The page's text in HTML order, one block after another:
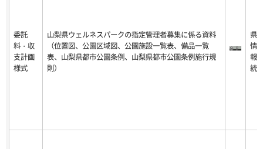
委託
料・収
支計画
様式
山梨県ウェルネスパークの指定管理者募集に係る資料
（位置図、公園区域図、公園施設一覧表、備品一覧
表、山梨県都市公園条例、山梨県都市公園条例施行規
則）
県
情
報
統